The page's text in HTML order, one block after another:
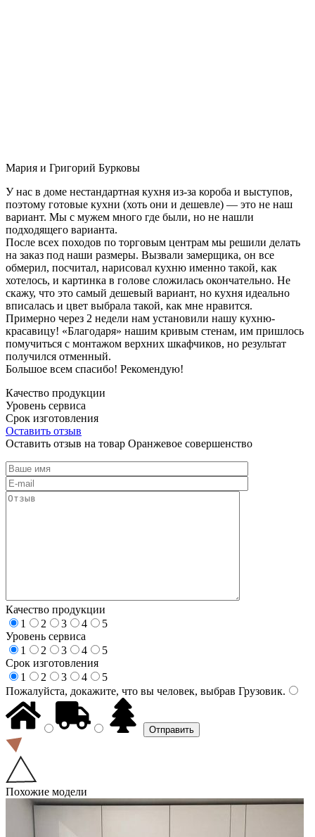
Мария и Григорий Бурковы
У нас в доме нестандартная кухня из-за короба и выступов,
поэтому готовые кухни (хоть они и дешевле) — это не наш
вариант. Мы с мужем много где были, но не нашли
подходящего варианта.
После всех походов по торговым центрам мы решили делать
на заказ под наши размеры. Вызвали замерщика, он все
обмерил, посчитал, нарисовал кухню именно такой, как
хотелось, и картинка в голове сложилась окончательно. Не
скажу, что это самый дешевый вариант, но кухня идеально
вписалась и цвет выбрала такой, как мне нравится.
Примерно через 2 недели нам установили нашу кухню-
красавицу! «Благодаря» нашим кривым стенам, им пришлось
помучиться с монтажом верхних шкафчиков, но результат
получился отменный.
Большое всем спасибо! Рекомендую!
Качество продукции
Уровень сервиса
Срок изготовления
Оставить отзыв
Оставить отзыв на товар Оранжевое совершенство
Качество продукции
1
2 3 4
5
Уровень сервиса
1
2 3 4
5
Срок изготовления
1
2 3 4
5
Пожалуйста, докажите, что вы человек, выбрав Грузовик.
Похожие модели